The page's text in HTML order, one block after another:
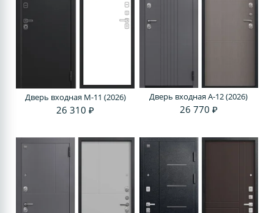
Дверь входная M-11 (2026)
26 310 ₽
Дверь входная A-12 (2026)
26 770 ₽